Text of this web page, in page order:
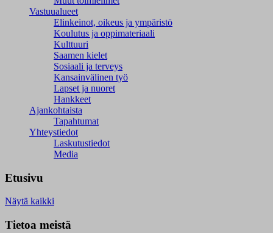
Vastuualueet
Elinkeinot, oikeus ja ympäristö
Koulutus ja oppimateriaali
Kulttuuri
Saamen kielet
Sosiaali ja terveys
Kansainvälinen työ
Lapset ja nuoret
Hankkeet
Ajankohtaista
Tapahtumat
Yhteystiedot
Laskutustiedot
Media
Etusivu
Näytä kaikki
Tietoa meistä